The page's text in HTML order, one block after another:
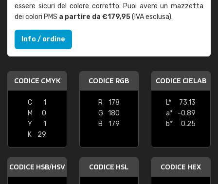
essere sicuri del colore corretto. Puoi avere un mazzetta
dei colori PMS a partire da €179,95(IVA esclusa).
Info / ordine
CODICE CMYK
C
1
M
0
Y
1
K
29
CODICE RGB
R
178
G
180
B
179
CODICE CIELAB
L*
73.13
a*
-0.89
b*
0.25
CODICE HSB/HSV CODICE HSL CODICE HEX